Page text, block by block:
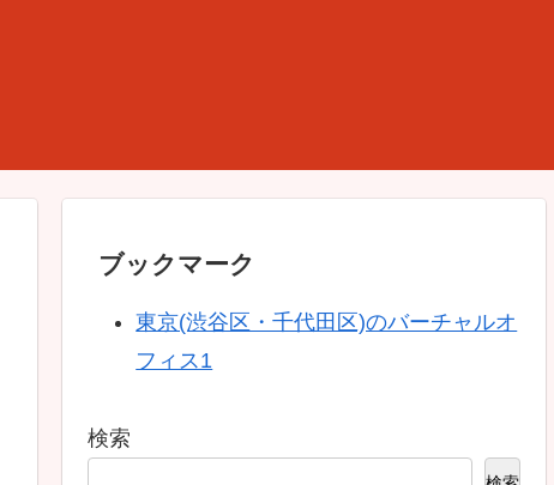
ブックマーク
東京(渋谷区・千代田区)のバーチャルオ
フィス1
検索